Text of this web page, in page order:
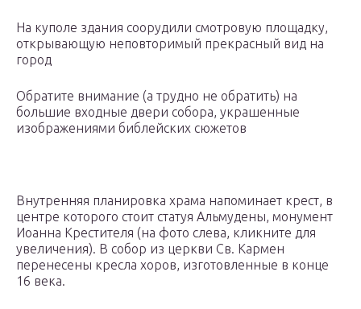
На куполе здания соорудили смотровую площадку,
открывающую неповторимый прекрасный вид на
город
Обратите внимание (а трудно не обратить) на
большие входные двери собора, украшенные
изображениями библейских сюжетов
Внутренняя планировка храма напоминает крест, в
центре которого стоит статуя Альмудены, монумент
Иоанна Крестителя (на фото слева, кликните для
увеличения). В собор из церкви Св. Кармен
перенесены кресла хоров, изготовленные в конце
16 века.